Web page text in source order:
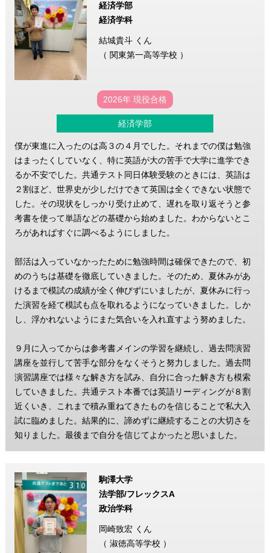
経済学部
経済学科
結城貴斗 くん
（ 関東第一高等学校 ）
2026年 現役合格
経済学部
僕が東進に入ったのは高３の４月でした。それまでの僕は勉強
はまったくしていなく、特に英語が大の苦手で大学に進学でき
るか不安でした。共通テスト同日体験受験のときには、英語は
２割ほど、世界史が少しだけできて英国は全くできない状態で
した。その現状をしっかり受け止めて、遅れを取り返そうと参
考書を使って単語などの基礎から始めました。わからないとこ
ろがあればすぐに調べるようにしました。
部活は入っていなかったために勉強時間は確保できたので、初
めのうちは基礎を徹底していきました。そのため、夏休みがあ
けるまで模試の成績が全く伸びずにいましたが、夏休みに行っ
た演習を経て模試も点を取れるようになっていきました。しか
し、浮かれないようにまた気合いを入れ直すよう努めました。
９月に入ってからは参考書メインの学習を継続し、過去問演習
講座を並行して苦手な部分をなくそうと努力しました。過去問
演習講座では様々な解き方を試み、自分に合った解き方も模索
していきました。共通テスト本番では英語リーディングが８割
近くいき、これまで積み重ねてきたものを信じることで私大入
試に臨めました。結果的に、諦めずに継続することの大切さを
知りました。最後まで自分を信じてよかったと思いました。
駒澤大学
法学部/フレックスA
政治学科
岡崎致宏 くん
（ 淑徳高等学校 ）